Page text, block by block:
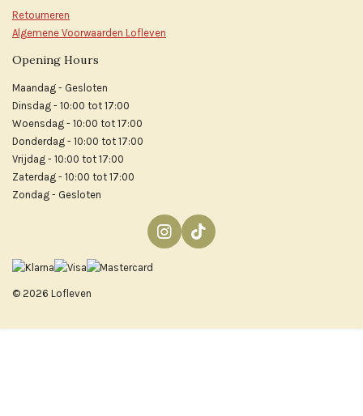
Retourneren
Algemene Voorwaarden Lofleven
Opening Hours
Maandag - Gesloten
Dinsdag - 10:00 tot 17:00
Woensdag - 10:00 tot 17:00
Donderdag - 10:00 tot 17:00
Vrijdag - 10:00 tot 17:00
Zaterdag - 10:00 tot 17:00
Zondag - Gesloten
I
n
r
T
i
© 2026 Lofleven